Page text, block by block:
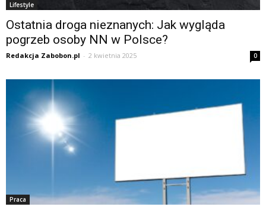
Lifestyle
Ostatnia droga nieznanych: Jak wygląda
pogrzeb osoby NN w Polsce?
Redakcja Zabobon.pl - 2 kwietnia 2025 0
Praca